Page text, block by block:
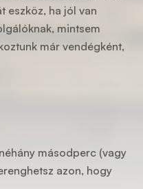
eszköz, ha jól van
mintsem
már vendégként,
másodperc (vagy
azon, hogy